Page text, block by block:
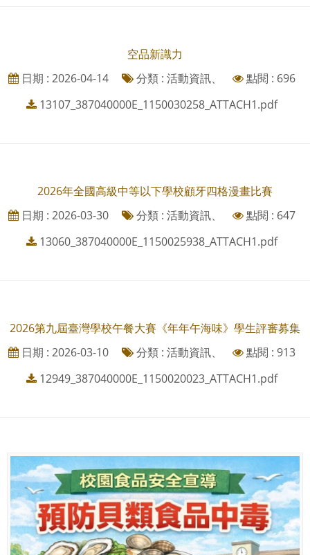
空品新識力
日期 : 2026-04-14
分類 : 活動資訊、
點閱 : 696
13107_387040000E_1150030258_ATTACH1.pdf
2026年全國高級中等以下學校顧牙四格漫畫比賽
日期 : 2026-03-30
分類 : 活動資訊、
點閱 : 647
13060_387040000E_1150025938_ATTACH1.pdf
2026第九屆臺灣學校午餐大賽《年年午海味》學生評審募集
日期 : 2026-03-10
分類 : 活動資訊、
點閱 : 913
12949_387040000E_1150020023_ATTACH1.pdf